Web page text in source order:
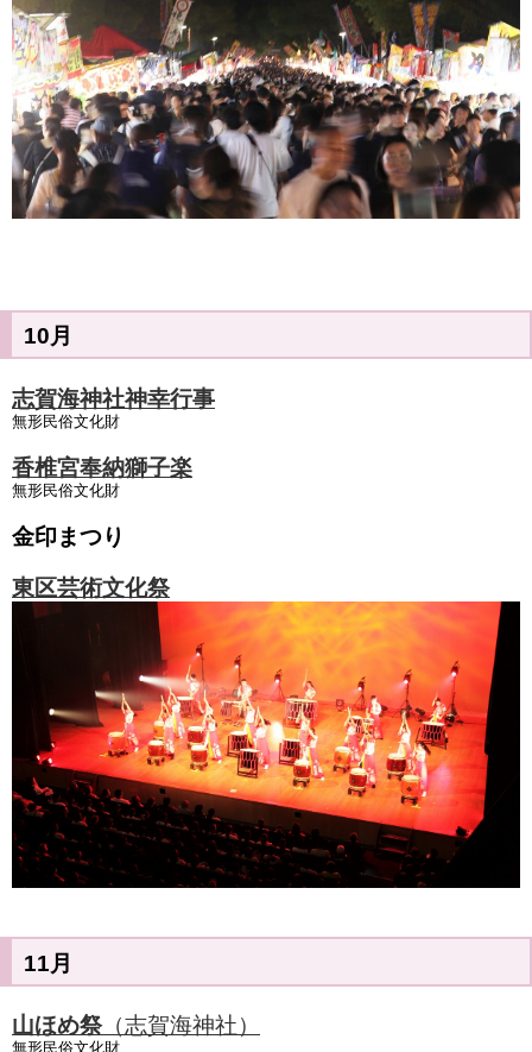
10月
志賀海神社神幸行事
無形民俗文化財
香椎宮奉納獅子楽
無形民俗文化財
金印まつり
東区芸術文化祭
11月
山ほめ祭（志賀海神社）
無形民俗文化財